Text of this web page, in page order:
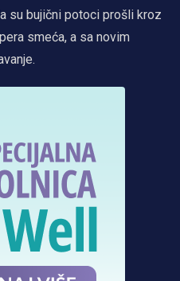
su bujični potoci prošli kroz
smeća, a sa novim